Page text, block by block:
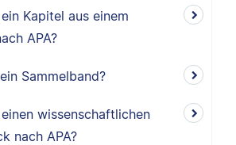
Kapitel aus einem
APA?
Sammelband?
wissenschaftlichen
nach APA?